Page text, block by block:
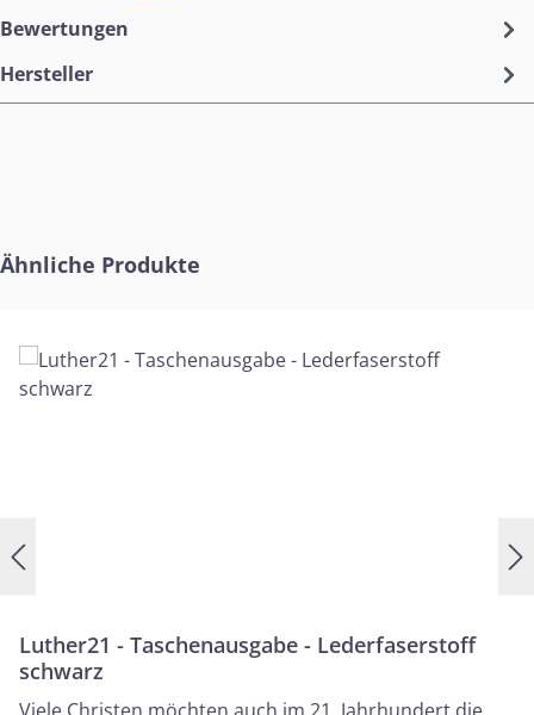
Bewertungen
Hersteller
Produktgalerie überspringen
Ähnliche Produkte
Luther21 - Taschenausgabe - Lederfaserstoff
schwarz